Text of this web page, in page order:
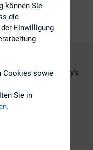
Publikationen
stay on top of today’s
Elizabeth Judd,
1: Corporate
können Sie
die
Einwilligung
Cookies sowie
Sie in
.